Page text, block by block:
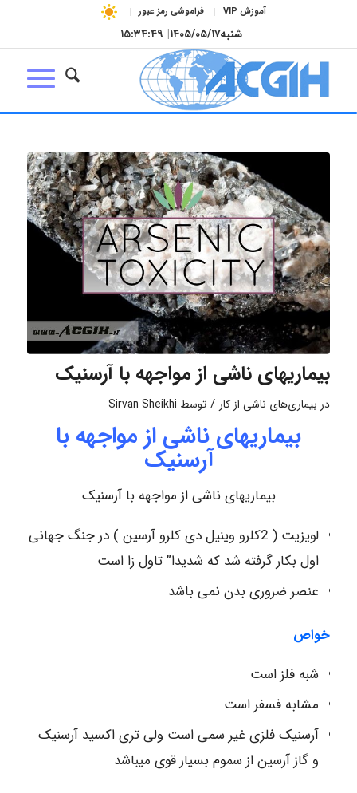
آموزش VIP فراموشی رمز عبور
شنبه۱۴۰۵/۰۵/۱۷| ۱۵:۳۴:۵۰
بیماریهای ناشی از مواجهه با آرسنیک
در بیماری‌های ناشی از کار / توسط Sirvan Sheikhi
بیماریهای ناشی از مواجهه با
آرسنیک
بیماریهای ناشی از مواجهه با آرسنیک
لویزیت ( 2کلرو وینیل دی کلرو آرسین ) در جنگ جهانی
اول بکار گرفته شد که شدیدا” تاول زا است
عنصر ضروری بدن نمی باشد
خواص
شبه فلز است
مشابه فسفر است
آرسنیک فلزی غیر سمی است ولی تری اکسید آرسنیک
و گاز آرسین از سموم بسیار قوی میباشد